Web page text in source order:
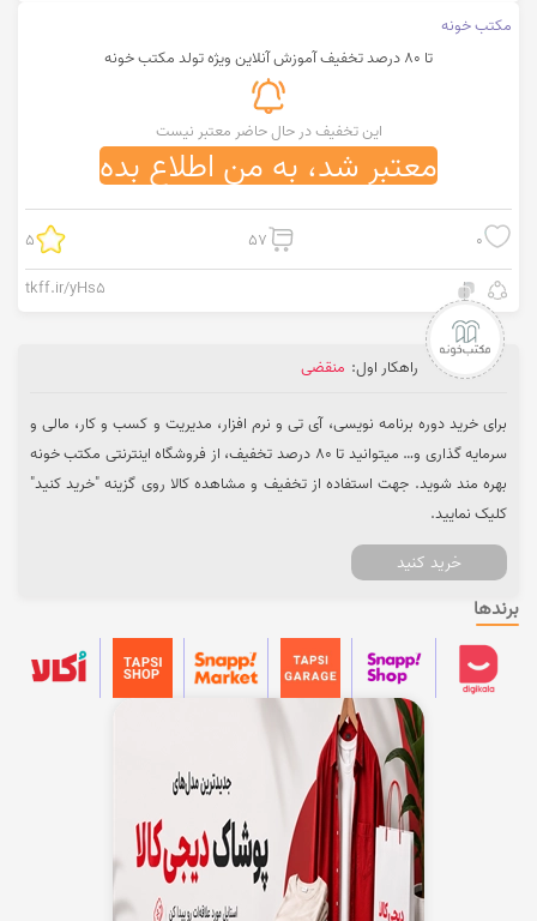
مکتب خونه
تا 80 درصد تخفیف آموزش آنلاین ویژه تولد مکتب خونه
این تخفیف در حال حاضر معتبر نیست
معتبر شد، به من اطلاع بده
0
57
5
tkff.ir/yHs5
راهکار اول: منقضی
برای خرید دوره برنامه نویسی، آی تی و نرم افزار، مدیریت و کسب و کار، مالی و
سرمایه گذاری و… میتوانید تا 80 درصد تخفیف، از فروشگاه اینترنتی مکتب خونه
بهره مند شوید. جهت استفاده از تخفیف و مشاهده کالا روی گزینه "خرید کنید"
کلیک نمایید.
خرید کنید
برندها